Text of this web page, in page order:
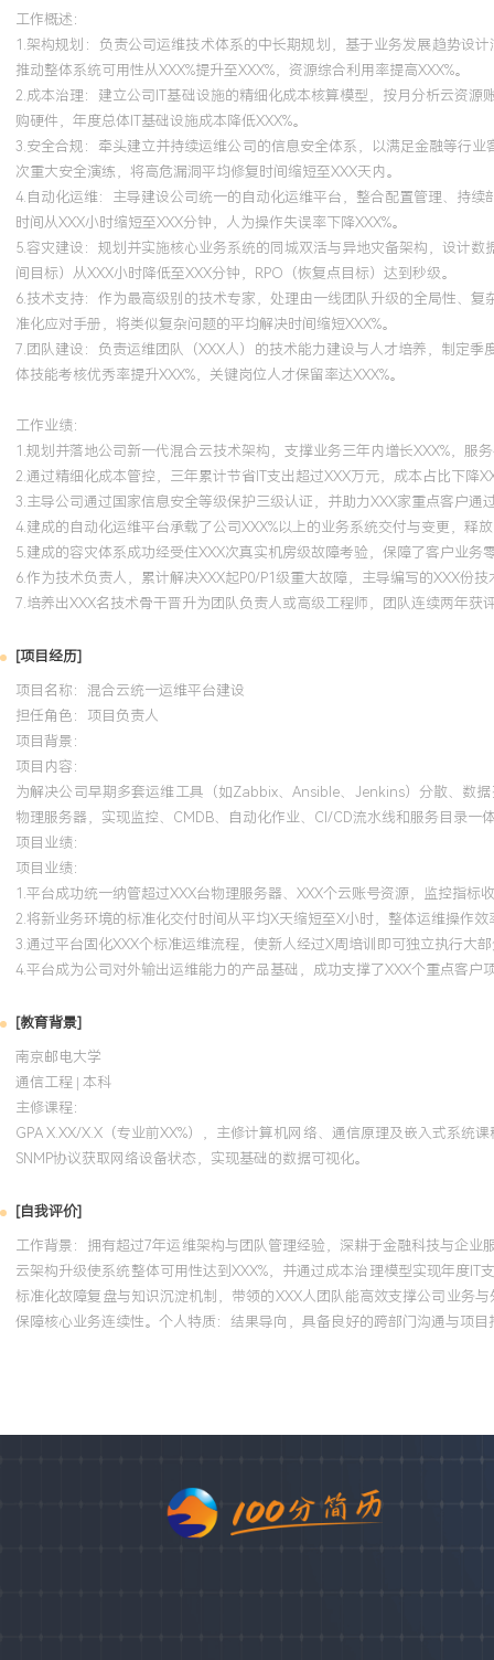
跨部门沟通与项目推动能力，坚持通过技术驱动业务价值，能够承
做出有效决策。
培训经历
2024-09 -2025-12 岗湾培训中心
系统掌握Kubernetes架构核心概念与运维管理技能。将认证知识应
计并部署了公司内部的Kubernetes多集群管理方案，优化了Ingress
得容器化应用的部署发布成功率从XXX%提升至XXX%，集群资源利
工作概述：
1.架构规划：负责公司运维技术体系的中长期规划，基于业务发展趋势设
推动整体系统可用性从XXX%提升至XXX%，资源综合利用率提高XXX%。
2.成本治理：建立公司IT基础设施的精细化成本核算模型，按月分析云资
购硬件，年度总体IT基础设施成本降低XXX%。
3.安全合规：牵头建立并持续运维公司的信息安全体系，以满足金融等行
次重大安全演练，将高危漏洞平均修复时间缩短至XXX天内。
4.自动化运维：主导建设公司统一的自动化运维平台，整合配置管理、持
时间从XXX小时缩短至XXX分钟，人为操作失误率下降XXX%。
5.容灾建设：规划并实施核心业务系统的同城双活与异地灾备架构，设计
间目标）从XXX小时降低至XXX分钟，RPO（恢复点目标）达到秒级。
6.技术支持：作为最高级别的技术专家，处理由一线团队升级的全局性、
准化应对手册，将类似复杂问题的平均解决时间缩短XXX%。
7.团队建设：负责运维团队（XXX人）的技术能力建设与人才培养，制定
体技能考核优秀率提升XXX%，关键岗位人才保留率达XXX%。
工作业绩：
1.规划并落地公司新一代混合云技术架构，支撑业务三年内增长XXX%，服
2.通过精细化成本管控，三年累计节省IT支出超过XXX万元，成本占比下降
3.主导公司通过国家信息安全等级保护三级认证，并助力XXX家重点客户通
4.建成的自动化运维平台承载了公司XXX%以上的业务系统交付与变更，释
5.建成的容灾体系成功经受住XXX次真实机房级故障考验，保障了客户业务
6.作为技术负责人，累计解决XXX起P0/P1级重大故障，主导编写的XXX份
7.培养出XXX名技术骨干晋升为团队负责人或高级工程师，团队连续两年获
[项目经历]
项目名称：混合云统一运维平台建设
担任角色： 项目负责人
项目背景：
项目内容：
为解决公司早期多套运维工具（如Zabbix、Ansible、Jenkins）分散、数
物理服务器，实现监控、CMDB、自动化作业、CI/CD流水线和服务目录
项目业绩：
项目业绩：
1.平台成功统一纳管超过XXX台物理服务器、XXX个云账号资源，监控指标
2.将新业务环境的标准化交付时间从平均X天缩短至X小时，整体运维操作效
3.通过平台固化XXX个标准运维流程，使新人经过X周培训即可独立执行大
4.平台成为公司对外输出运维能力的产品基础，成功支撑了XXX个重点客户
[教育背景]
南京邮电大学
通信工程 | 本科
主修课程：
GPA X.XX/X.X（专业前XX%），主修计算机网络、通信原理及嵌入式系
SNMP协议获取网络设备状态，实现基础的数据可视化。
[自我评价]
工作背景：拥有超过7年运维架构与团队管理经验，深耕于金融科技与企
云架构升级使系统整体可用性达到XXX%，并通过成本治理模型实现年度
标准化故障复盘与知识沉淀机制，带领的XXX人团队能高效支撑公司业务
保障核心业务连续性。个人特质：结果导向，具备良好的跨部门沟通与项